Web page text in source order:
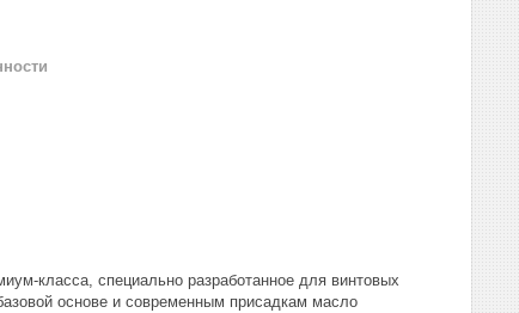
класса, специально разработанное для винтовых
основе и современным присадкам масло